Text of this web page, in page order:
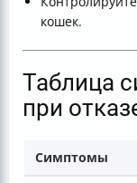
кошек.
Таблица
при
Симптомы